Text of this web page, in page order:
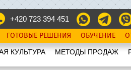
+420 723 394 451
ГОТОВЫЕ РЕШЕНИЯ ОБУЧЕНИЕ
КУЛЬТУРА МЕТОДЫ ПРОДАЖ